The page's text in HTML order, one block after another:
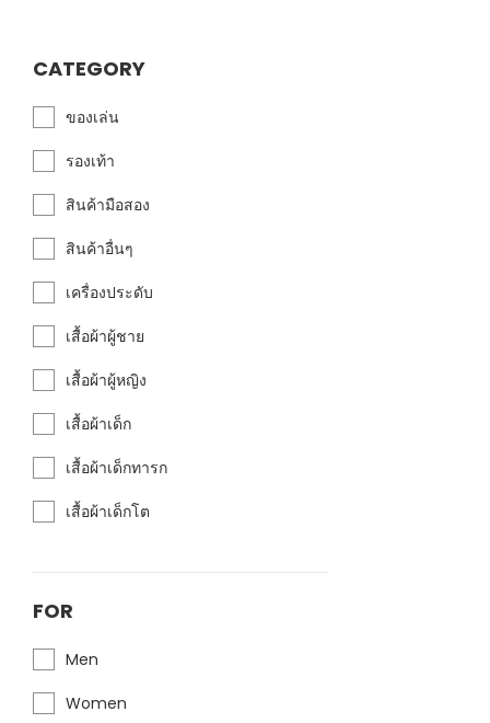
CATEGORY
ของเล่น
รองเท้า
สินค้ามือสอง
สินค้าอื่นๆ
เครื่องประดับ
เสื้อผ้าผู้ชาย
เสื้อผ้าผู้หญิง
เสื้อผ้าเด็ก
เสื้อผ้าเด็กทารก
เสื้อผ้าเด็กโต
FOR
Men
Women